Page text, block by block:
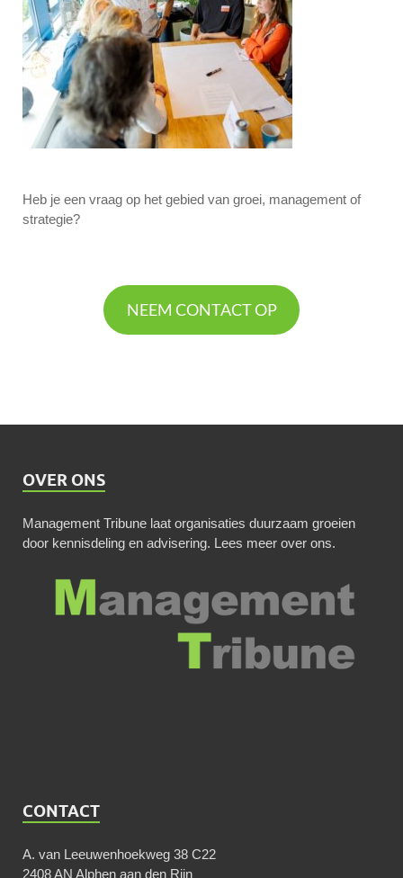
Heb je een vraag op het gebied van groei, management of
strategie?
NEEM CONTACT OP
OVER ONS
Management Tribune laat organisaties duurzaam groeien
door kennisdeling en advisering. Lees meer over ons.
CONTACT
A. van Leeuwenhoekweg 38 C22
2408 AN Alphen aan den Rijn